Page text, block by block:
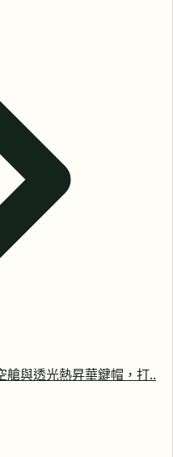
艙與透光熱昇華鍵帽，打..